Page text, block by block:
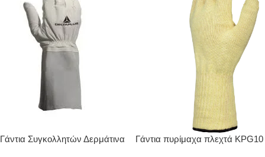
Γάντια Συγκολλητών Δερμάτινα
Γάντια πυρίμαχα πλεχτά KPG10